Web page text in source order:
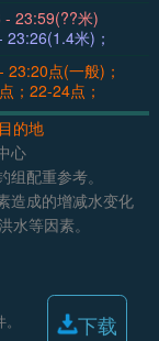
- 23:59(??米)
- 23:26(1.4米)；
点(一般)；
；22-24点；
的地
心
组配重参考。
造成的增减水变化
等因素。
下载